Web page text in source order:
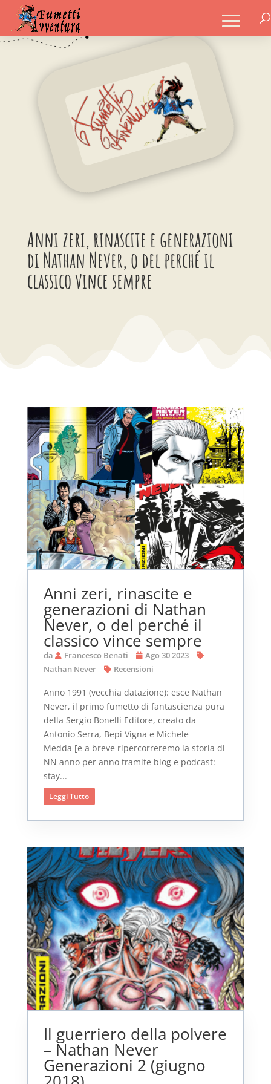
Anni zeri, rinascite e generazioni
di Nathan Never, o del perché il
classico vince sempre
Anni zeri, rinascite e
generazioni di Nathan
Never, o del perché il
classico vince sempre
da Francesco Benati
Ago 30 2023
Nathan Never
Recensioni
Anno 1991 (vecchia datazione): esce Nathan
Never, il primo fumetto di fantascienza pura
della Sergio Bonelli Editore, creato da
Antonio Serra, Bepi Vigna e Michele
Medda [e a breve ripercorreremo la storia di
NN anno per anno tramite blog e podcast:
stay...
Leggi Tutto
Il guerriero della polvere
– Nathan Never
Generazioni 2 (giugno